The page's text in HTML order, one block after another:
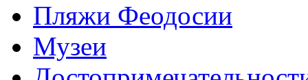
Пляжи Феодосии
Музеи